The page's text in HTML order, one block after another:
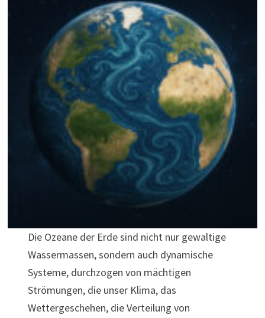
Die Ozeane der Erde sind nicht nur gewaltige
Wassermassen, sondern auch dynamische
Systeme, durchzogen von mächtigen
Strömungen, die unser Klima, das
Wettergeschehen, die Verteilung von